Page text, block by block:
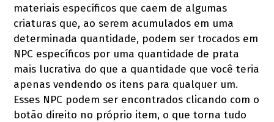
materiais específicos que caem de algumas
criaturas que, ao serem acumulados em uma
determinada quantidade, podem ser trocados em
NPC específicos por uma quantidade de prata
mais lucrativa do que a quantidade que você teria
apenas vendendo os itens para qualquer um.
Esses NPC podem ser encontrados clicando com o
botão direito no próprio item, o que torna tudo